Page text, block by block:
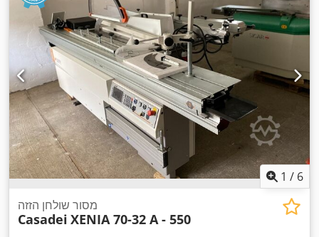
1 / 6
מסור שולחן הזזה
Casadei XENIA 70-32 A - 550